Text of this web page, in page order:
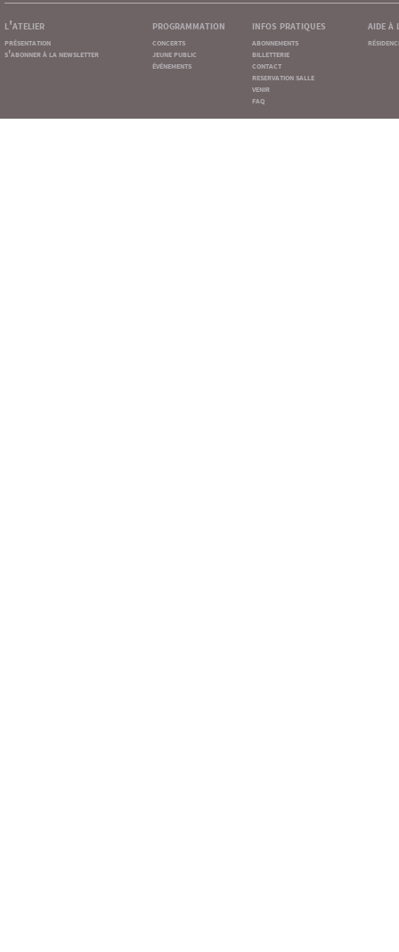
l'atelier
présentation
s'abonner à la newsletter
programmation
concerts
jeune public
événements
infos pratiques
abonnements
billetterie
contact
reservation salle
venir
faq
aide